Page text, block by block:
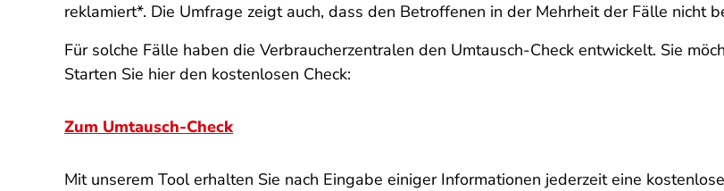
reklamiert*. Die Umfrage zeigt auch, dass den Betroffenen in der Mehrheit der Fälle nicht
Für solche Fälle haben die Verbraucherzentralen den Umtausch-Check entwickelt. Sie
Starten Sie hier den kostenlosen Check:
Zum Umtausch-Check
Mit unserem Tool erhalten Sie nach Eingabe einiger Informationen jederzeit eine